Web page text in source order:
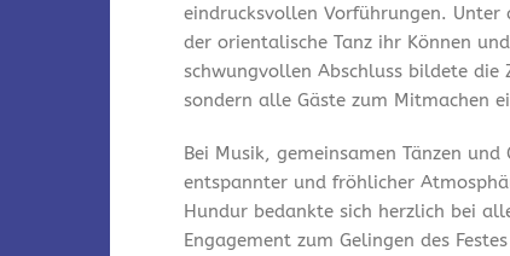
eindrucksvollen Vorführungen. Unter
der orientalische Tanz ihr Können
schwungvollen Abschluss bildete die
sondern alle Gäste zum Mitmachen
Bei Musik, gemeinsamen Tänzen
entspannter und fröhlicher
Hundur bedankte sich herzlich bei
Engagement zum Gelingen des